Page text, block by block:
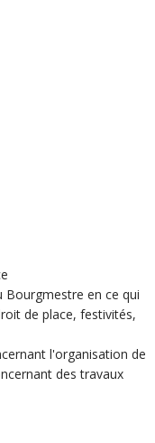
Bourgmestre en ce qui
de place, festivités,
l'organisation de
des travaux